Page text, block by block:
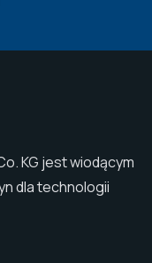
KG jest wiodącym
dla technologii